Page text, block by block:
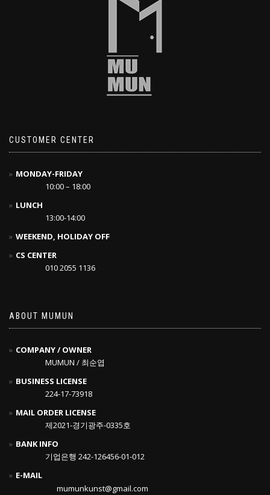
CUSTOMER CENTER
MONDAY-FRIDAY
10:00 – 18:00
LUNCH
13:00-14:00
WEEKEND, HOLIDAY OFF
CS CENTER
010 2055 1136
ABOUT MUMUN
COMPANY / OWNER
MUMUN / 최순엽
BUSINESS LICENSE
224-17-73918
MAIL ORDER LICENSE
제2021-경기광주-0335호
BANK INFO
기업은행 242-126456-01-012
E-MAIL
mumunkunst@gmail.com